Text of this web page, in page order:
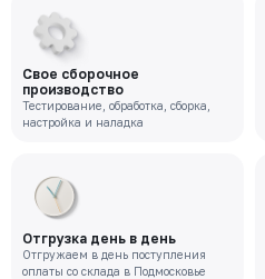
Свое сборочное
производство
Тестирование, обработка, сборка,
настройка и наладка
Отгрузка день в день
Отгружаем в день поступления
оплаты со склада в Подмосковье